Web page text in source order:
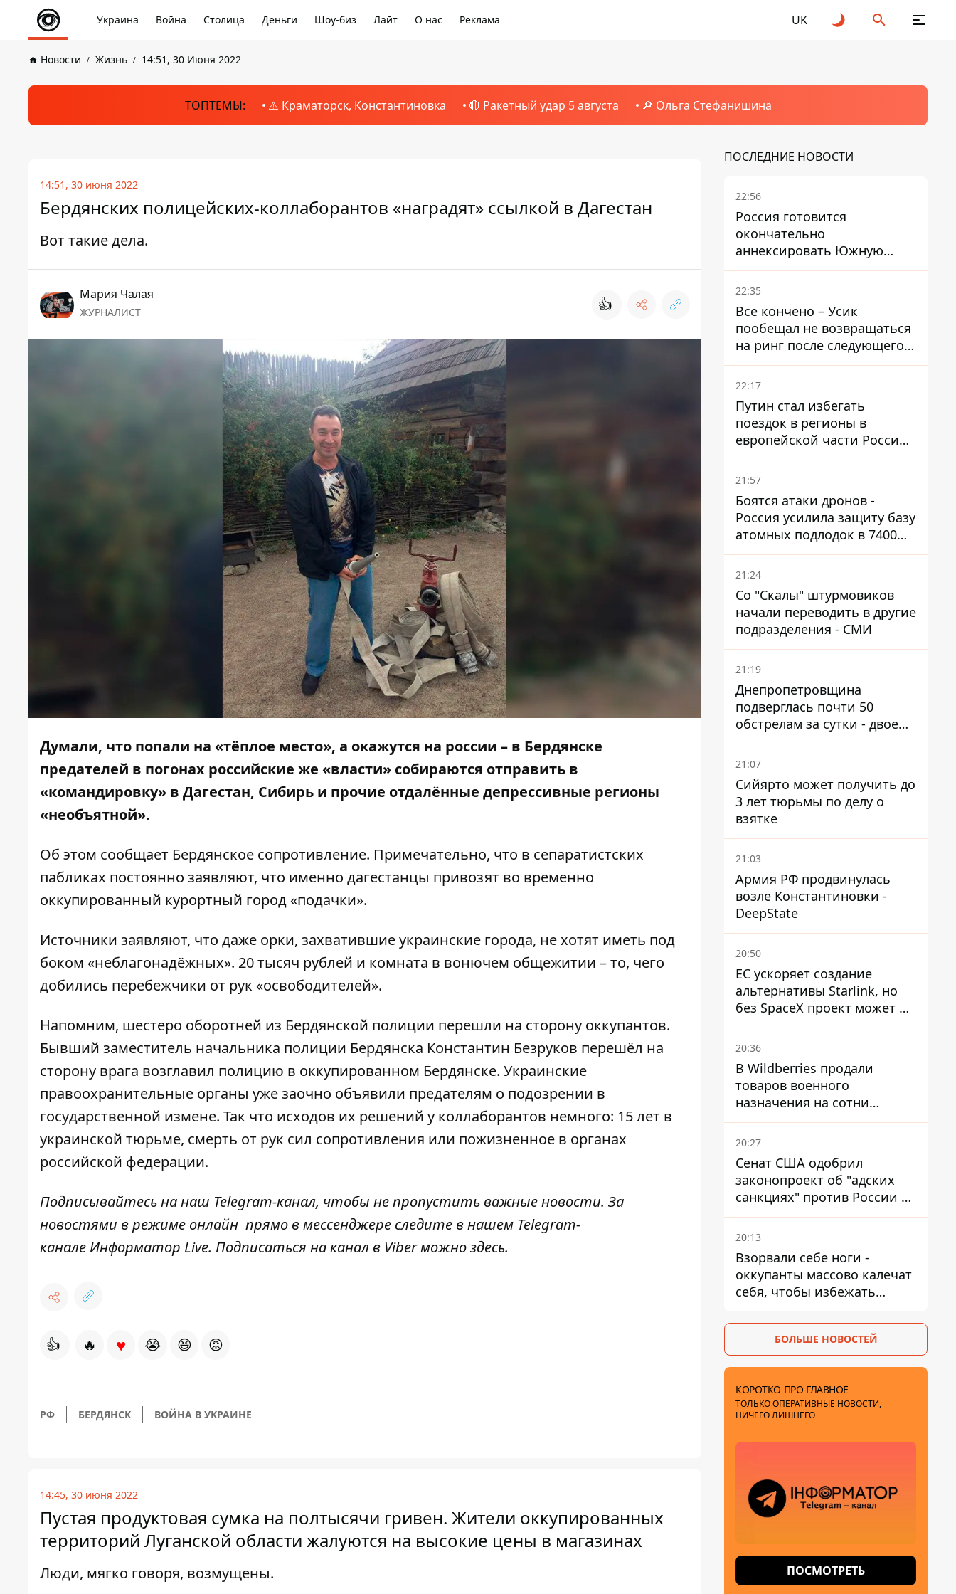
Украина Война Столица Деньги Шоу-биз Лайт О нас Реклама UK
Новости Жизнь 14:51, 30 Июня 2022
ТОПТЕМЫ: ⚠️ Краматорск, Константиновка 🔴 Ракетный удар 5 августа 🔎 Ольга Стефанишина
14:51, 30 июня 2022
Бердянских полицейских-коллаборантов «наградят» ссылкой в Дагестан
Вот такие дела.
Мария Чалая
ЖУРНАЛИСТ 👍
Думали, что попали на «тёплое место», а окажутся на россии – в Бердянске
предателей в погонах российские же «власти» собираются отправить в
«командировку» в Дагестан, Сибирь и прочие отдалённые депрессивные регионы
«необъятной».
Об этом сообщает Бердянское сопротивление. Примечательно, что в сепаратистских
пабликах постоянно заявляют, что именно дагестанцы привозят во временно
оккупированный курортный город «подачки».
Источники заявляют, что даже орки, захватившие украинские города, не хотят иметь под
боком «неблагонадёжных». 20 тысяч рублей и комната в вонючем общежитии – то, чего
добились перебежчики от рук «освободителей».
Напомним, шестеро оборотней из Бердянской полиции перешли на сторону оккупантов.
Бывший заместитель начальника полиции Бердянска Константин Безруков перешёл на
сторону врага возглавил полицию в оккупированном Бердянске. Украинские
правоохранительные органы уже заочно объявили предателям о подозрении в
государственной измене. Так что исходов их решений у коллаборантов немного: 15 лет в
украинской тюрьме, смерть от рук сил сопротивления или пожизненное в органах
российской федерации.
Подписывайтесь на наш Telegram-канал, чтобы не пропустить важные новости. За
новостями в режиме онлайн прямо в мессенджере следите в нашем Telegram-
канале Информатор Live. Подписаться на канал в Viber можноздесь.
👍 🔥 ♥ 😭 😆 😡
РФ БЕРДЯНСК ВОЙНА В УКРАИНЕ
14:45, 30 июня 2022
Пустая продуктовая сумка на полтысячи гривен. Жители оккупированных
территорий Луганской области жалуются на высокие цены в магазинах
Люди, мягко говоря, возмущены.
ПОСЛЕДНИЕ НОВОСТИ
22:56
Россия готовится
окончательно
аннексировать Южную
Осетию – страны НАТО
обеспокоены
22:35
Все кончено – Усик
пообещал не возвращаться
на ринг после следующего
боя
22:17
Путин стал избегать
поездок в регионы в
европейской части России,
куда регулярно долетают
дроны
21:57
Боятся атаки дронов -
Россия усилила защиту базу
атомных подлодок в 7400
км от Украины
21:24
Со "Скалы" штурмовиков
начали переводить в другие
подразделения - СМИ
21:19
Днепропетровщина
подверглась почти 50
обстрелам за сутки - двое
погибших, шесть
пострадавших
21:07
Сийярто может получить до
3 лет тюрьмы по делу о
взятке
21:03
Армия РФ продвинулась
возле Константиновки -
DeepState
20:50
ЕС ускоряет создание
альтернативы Starlink, но
без SpaceX проект может не
обойтись
20:36
В Wildberries продали
товаров военного
назначения на сотни
миллионов, но удары ВСУ
изменили ситуацию
20:27
Сенат США одобрил
законопроект об "адских
санкциях" против России и
Ирана
20:13
Взорвали себе ноги -
оккупанты массово калечат
себя, чтобы избежать
БОЛЬШЕ НОВОСТЕЙ
КОРОТКО ПРО ГЛАВНОЕ
ТОЛЬКО ОПЕРАТИВНЫЕ НОВОСТИ,
НИЧЕГО ЛИШНЕГО
ПОСМОТРЕТЬ